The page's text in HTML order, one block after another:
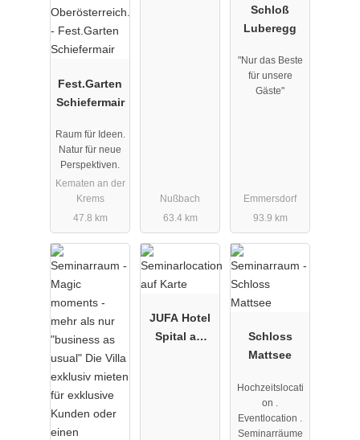
Fest.Garten
Schiefermair
Raum für Ideen.
Natur für neue
Perspektiven.
Kematen an der
Krems
47.8 km
Nußbach
63.4 km
Schloß
Luberegg
"Nur das Beste
für unsere
Gäste"
Emmersdorf
93.9 km
JUFA Hotel
Spital am
Schloss
Mattsee
Hochzeitslocati
on .
Eventlocation .
Seminarräume